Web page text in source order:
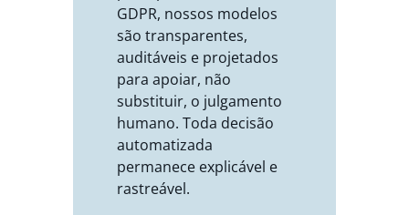
GDPR, nossos modelos
são transparentes,
auditáveis e projetados
para apoiar, não
substituir, o julgamento
humano. Toda decisão
automatizada
permanece explicável e
rastreável.